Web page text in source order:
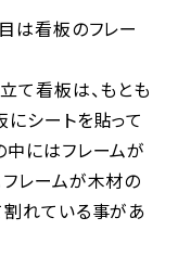
は看板のフレー
て看板は、もとも
シートを貼って
にはフレームが
レームが木材の
れている事があ